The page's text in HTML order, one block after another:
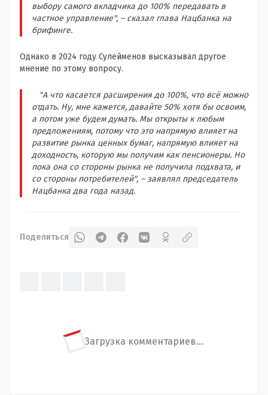
выбору самого вкладчика до 100% передавать в
частное управление", – сказал глава Нацбанка на
брифинге.
Однако в 2024 году Сулейменов высказывал другое
мнение по этому вопросу.
"А что касается расширения до 100%, что всё можно
отдать. Ну, мне кажется, давайте 50% хотя бы освоим,
а потом уже будем думать. Мы открыты к любым
предложениям, потому что это напрямую влияет на
развитие рынка ценных бумаг, напрямую влияет на
доходность, которую мы получим как пенсионеры. Но
пока она со стороны рынка не получила подхвата, и
со стороны потребителей", – заявлял председатель
Нацбанка два года назад.
Поделиться
Загрузка комментариев...